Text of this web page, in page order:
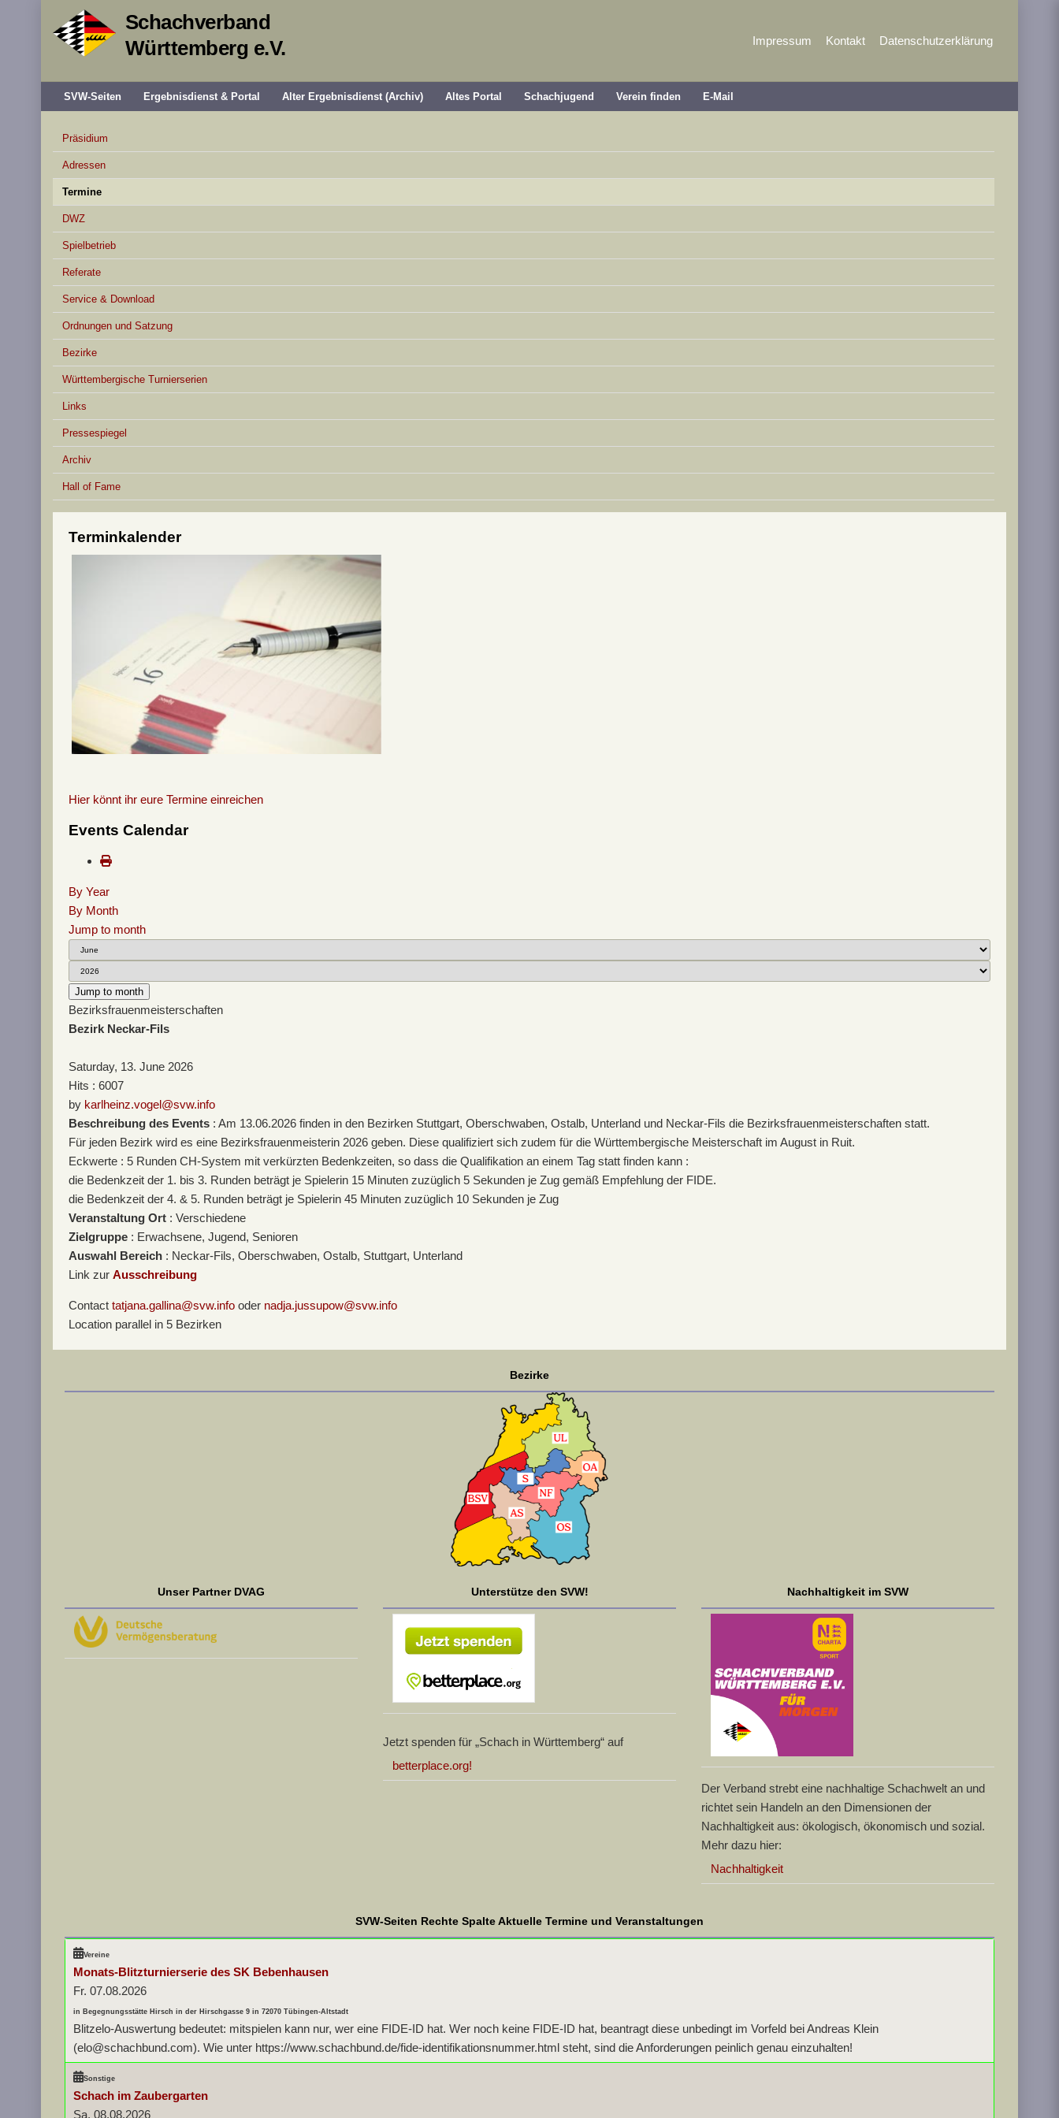
Schachverband
Württemberg e.V.
Impressum Kontakt Datenschutzerklärung
SVW-Seiten Ergebnisdienst & Portal Alter Ergebnisdienst (Archiv) Altes Portal Schachjugend Verein finden E-Mail
Präsidium
Adressen
Termine
DWZ
Spielbetrieb
Referate
Service & Download
Ordnungen und Satzung
Bezirke
Württembergische Turnierserien
Links
Pressespiegel
Archiv
Hall of Fame
Terminkalender
Hier könnt ihr eure Termine einreichen
Events Calendar
By Year
By Month
Jump to month
Jump to month
Bezirksfrauenmeisterschaften
Bezirk Neckar-Fils
Saturday, 13. June 2026
Hits : 6007
by karlheinz.vogel@svw.info
Beschreibung des Events : Am 13.06.2026 finden in den Bezirken Stuttgart, Oberschwaben, Ostalb, Unterland und Neckar-Fils die Bezirksfrauenmeisterschaften statt.
Für jeden Bezirk wird es eine Bezirksfrauenmeisterin 2026 geben. Diese qualifiziert sich zudem für die Württembergische Meisterschaft im August in Ruit.
Eckwerte : 5 Runden CH-System mit verkürzten Bedenkzeiten, so dass die Qualifikation an einem Tag statt finden kann :
die Bedenkzeit der 1. bis 3. Runden beträgt je Spielerin 15 Minuten zuzüglich 5 Sekunden je Zug gemäß Empfehlung der FIDE.
die Bedenkzeit der 4. & 5. Runden beträgt je Spielerin 45 Minuten zuzüglich 10 Sekunden je Zug
Veranstaltung Ort : Verschiedene
Zielgruppe : Erwachsene, Jugend, Senioren
Auswahl Bereich : Neckar-Fils, Oberschwaben, Ostalb, Stuttgart, Unterland
Link zur Ausschreibung
Contact tatjana.gallina@svw.info oder nadja.jussupow@svw.info
Location parallel in 5 Bezirken
Bezirke
Unser Partner DVAG Unterstütze den SVW!
Jetzt spenden für „Schach in Württemberg“ auf
betterplace.org!
Nachhaltigkeit im SVW
Der Verband strebt eine nachhaltige Schachwelt an und
richtet sein Handeln an den Dimensionen der
Nachhaltigkeit aus: ökologisch, ökonomisch und sozial.
Mehr dazu hier:
Nachhaltigkeit
SVW-Seiten Rechte Spalte Aktuelle Termine und Veranstaltungen
Vereine
Monats-Blitzturnierserie des SK Bebenhausen
Fr. 07.08.2026
in Begegnungsstätte Hirsch in der Hirschgasse 9 in 72070 Tübingen-Altstadt
Blitzelo-Auswertung bedeutet: mitspielen kann nur, wer eine FIDE-ID hat. Wer noch keine FIDE-ID hat, beantragt diese unbedingt im Vorfeld bei Andreas Klein
(elo@schachbund.com). Wie unter https://www.schachbund.de/fide-identifikationsnummer.html steht, sind die Anforderungen peinlich genau einzuhalten!
Sonstige
Schach im Zaubergarten
Sa. 08.08.2026